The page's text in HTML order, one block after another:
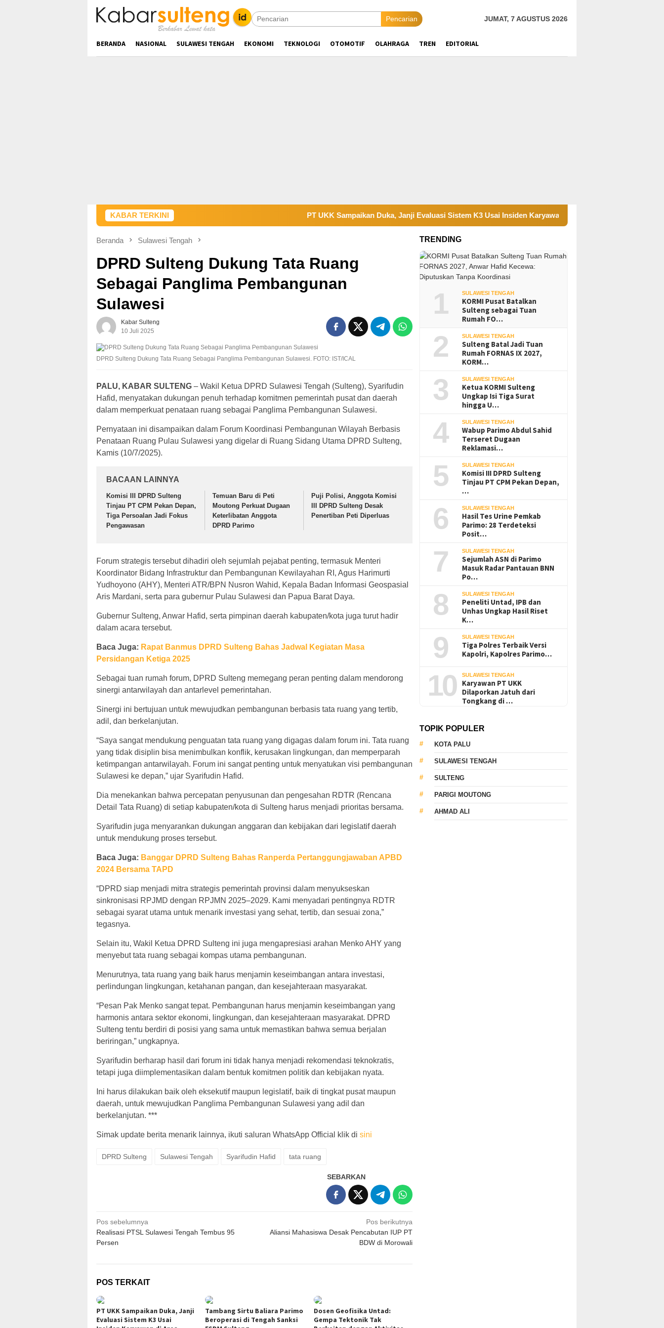
Pencarian JUMAT, 7 AGUSTUS 2026
BERANDA NASIONAL SULAWESI TENGAH EKONOMI TEKNOLOGI OTOMOTIF OLAHRAGA TREN EDITORIAL
KABAR TERKINI PT UKK Sampaikan Duka, Janji Evaluasi Sistem K3 Usai Insiden Karyawan di Area Operasional
Beranda Sulawesi Tengah
DPRD Sulteng Dukung Tata Ruang
Sebagai Panglima Pembangunan
Sulawesi
Kabar Sulteng
10 Juli 2025
DPRD Sulteng Dukung Tata Ruang Sebagai Panglima Pembangunan Sulawesi. FOTO: IST/ICAL
PALU, KABAR SULTENG – Wakil Ketua DPRD Sulawesi Tengah (Sulteng), Syarifudin
Hafid, menyatakan dukungan penuh terhadap komitmen pemerintah pusat dan daerah
dalam memperkuat penataan ruang sebagai Panglima Pembangunan Sulawesi.
Pernyataan ini disampaikan dalam Forum Koordinasi Pembangunan Wilayah Berbasis
Penataan Ruang Pulau Sulawesi yang digelar di Ruang Sidang Utama DPRD Sulteng,
Kamis (10/7/2025).
BACAAN LAINNYA
Komisi III DPRD Sulteng
Tinjau PT CPM Pekan Depan,
Tiga Persoalan Jadi Fokus
Pengawasan
Temuan Baru di Peti
Moutong Perkuat Dugaan
Keterlibatan Anggota
DPRD Parimo
Puji Polisi, Anggota Komisi
III DPRD Sulteng Desak
Penertiban Peti Diperluas
Forum strategis tersebut dihadiri oleh sejumlah pejabat penting, termasuk Menteri
Koordinator Bidang Infrastruktur dan Pembangunan Kewilayahan RI, Agus Harimurti
Yudhoyono (AHY), Menteri ATR/BPN Nusron Wahid, Kepala Badan Informasi Geospasial
Aris Mardani, serta para gubernur Pulau Sulawesi dan Papua Barat Daya.
Gubernur Sulteng, Anwar Hafid, serta pimpinan daerah kabupaten/kota juga turut hadir
dalam acara tersebut.
Baca Juga: Rapat Banmus DPRD Sulteng Bahas Jadwal Kegiatan Masa
Persidangan Ketiga 2025
Sebagai tuan rumah forum, DPRD Sulteng memegang peran penting dalam mendorong
sinergi antarwilayah dan antarlevel pemerintahan.
Sinergi ini bertujuan untuk mewujudkan pembangunan berbasis tata ruang yang tertib,
adil, dan berkelanjutan.
“Saya sangat mendukung penguatan tata ruang yang digagas dalam forum ini. Tata ruang
yang tidak disiplin bisa menimbulkan konflik, kerusakan lingkungan, dan memperparah
ketimpangan antarwilayah. Forum ini sangat penting untuk menyatukan visi pembangunan
Sulawesi ke depan,” ujar Syarifudin Hafid.
Dia menekankan bahwa percepatan penyusunan dan pengesahan RDTR (Rencana
Detail Tata Ruang) di setiap kabupaten/kota di Sulteng harus menjadi prioritas bersama.
Syarifudin juga menyarankan dukungan anggaran dan kebijakan dari legislatif daerah
untuk mendukung proses tersebut.
Baca Juga: Banggar DPRD Sulteng Bahas Ranperda Pertanggungjawaban APBD
2024 Bersama TAPD
“DPRD siap menjadi mitra strategis pemerintah provinsi dalam menyukseskan
sinkronisasi RPJMD dengan RPJMN 2025–2029. Kami menyadari pentingnya RDTR
sebagai syarat utama untuk menarik investasi yang sehat, tertib, dan sesuai zona,”
tegasnya.
Selain itu, Wakil Ketua DPRD Sulteng ini juga mengapresiasi arahan Menko AHY yang
menyebut tata ruang sebagai kompas utama pembangunan.
Menurutnya, tata ruang yang baik harus menjamin keseimbangan antara investasi,
perlindungan lingkungan, ketahanan pangan, dan kesejahteraan masyarakat.
“Pesan Pak Menko sangat tepat. Pembangunan harus menjamin keseimbangan yang
harmonis antara sektor ekonomi, lingkungan, dan kesejahteraan masyarakat. DPRD
Sulteng tentu berdiri di posisi yang sama untuk memastikan bahwa semua berjalan
beriringan,” ungkapnya.
Syarifudin berharap hasil dari forum ini tidak hanya menjadi rekomendasi teknokratis,
tetapi juga diimplementasikan dalam bentuk komitmen politik dan kebijakan nyata.
Ini harus dilakukan baik oleh eksekutif maupun legislatif, baik di tingkat pusat maupun
daerah, untuk mewujudkan Panglima Pembangunan Sulawesi yang adil dan
berkelanjutan. ***
Simak update berita menarik lainnya, ikuti saluran WhatsApp Official klik di sini
DPRD Sulteng Sulawesi Tengah Syarifudin Hafid tata ruang
SEBARKAN
Navigasi
pos
Pos sebelumnya
Realisasi PTSL Sulawesi Tengah Tembus 95
Persen
Pos berikutnya
Aliansi Mahasiswa Desak Pencabutan IUP PT
BDW di Morowali
POS TERKAIT
PT UKK Sampaikan Duka, Janji
Evaluasi Sistem K3 Usai
Tambang Sirtu Baliara Parimo
Beroperasi di Tengah Sanksi
Dosen Geofisika Untad:
Gempa Tektonik Tak
TRENDING
1 SULAWESI TENGAH
KORMI Pusat Batalkan
Sulteng sebagai Tuan
Rumah FO…
2 SULAWESI TENGAH
Sulteng Batal Jadi Tuan
Rumah FORNAS IX 2027,
KORM…
3 SULAWESI TENGAH
Ketua KORMI Sulteng
Ungkap Isi Tiga Surat
hingga U…
4 SULAWESI TENGAH
Wabup Parimo Abdul Sahid
Terseret Dugaan
Reklamasi…
5 SULAWESI TENGAH
Komisi III DPRD Sulteng
Tinjau PT CPM Pekan Depan,
…
6 SULAWESI TENGAH
Hasil Tes Urine Pemkab
Parimo: 28 Terdeteksi
Posit…
7 SULAWESI TENGAH
Sejumlah ASN di Parimo
Masuk Radar Pantauan BNN
Po…
8 SULAWESI TENGAH
Peneliti Untad, IPB dan
Unhas Ungkap Hasil Riset
K…
9 SULAWESI TENGAH
Tiga Polres Terbaik Versi
Kapolri, Kapolres Parimo…
10 SULAWESI TENGAH
Karyawan PT UKK
Dilaporkan Jatuh dari
Tongkang di …
TOPIK POPULER
KOTA PALU
SULAWESI TENGAH
SULTENG
PARIGI MOUTONG
AHMAD ALI